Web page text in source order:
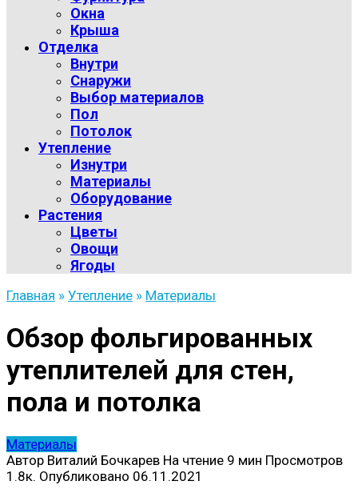
Окна
Крыша
Отделка
Внутри
Снаружи
Выбор материалов
Пол
Потолок
Утепление
Изнутри
Материалы
Оборудование
Растения
Цветы
Овощи
Ягоды
Главная » Утепление » Материалы
Обзор фольгированных
утеплителей для стен,
пола и потолка
Материалы
Автор Виталий Бочкарев На чтение 9 мин Просмотров
1.8к. Опубликовано 06.11.2021